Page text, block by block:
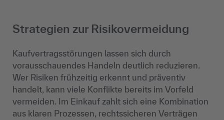
Strategien zur Risikovermeidung
Kaufvertragsstörungen lassen sich durch
vorausschauendes Handeln deutlich reduzieren.
Wer Risiken frühzeitig erkennt und präventiv
handelt, kann viele Konflikte bereits im Vorfeld
vermeiden. Im Einkauf zahlt sich eine Kombination
aus klaren Prozessen, rechtssicheren Verträgen